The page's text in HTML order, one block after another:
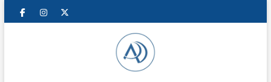
Saltar
FacebookInstagram